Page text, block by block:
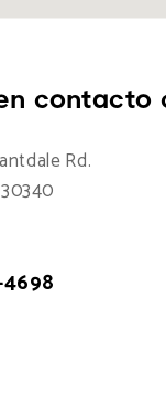
contacto
Rd.